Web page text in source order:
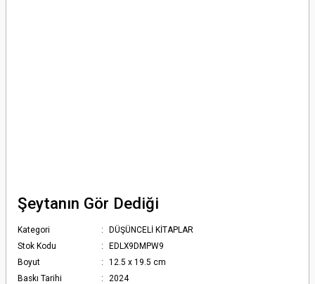
Şeytanın Gör Dediği
Kategori
DÜŞÜNCELİ KİTAPLAR
Stok Kodu
EDLX9DMPW9
Boyut
12.5 x 19.5 cm
Baskı Tarihi
2024